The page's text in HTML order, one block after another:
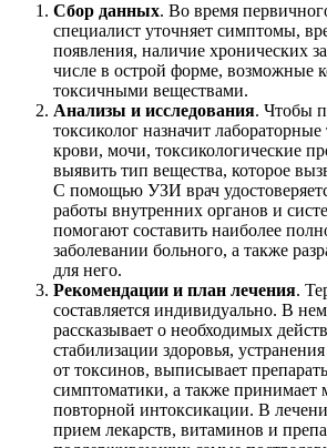
Сбор данных. Во время
специалист уточняет симптомы,
появления, наличие хронических
числе в острой форме, возможные
токсичными веществами.
Анализы и исследования. Чтобы
токсиколог назначит
крови, мочи, токсикологические
выявить тип вещества, которое
С помощью УЗИ врач
работы внутренних органов и
помогают составить наиболее
заболевании больного, а также
для него.
Рекомендации и план лечения.
составляется индивидуально. В
рассказывает о необходимых
стабилизации здоровья,
от токсинов, выписывает
симптоматики, а также принимает
повторной интоксикации. В
прием лекарств, витаминов и